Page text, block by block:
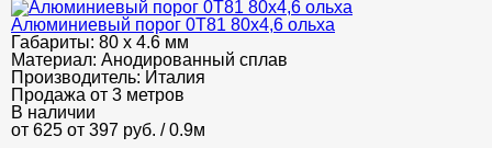
Алюминиевый порог 0Т81 80х4,6 ольха
Габариты: 80 х 4.6 мм
Материал: Анодированный сплав
Производитель: Италия
Продажа от 3 метров
В наличии
от 625 от 397 руб. / 0.9м